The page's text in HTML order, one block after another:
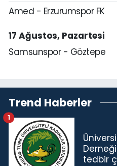
Amed - Erzurumspor FK
17 Ağustos, Pazartesi
Samsunspor - Göztepe
Trend Haberler
tedbir
1